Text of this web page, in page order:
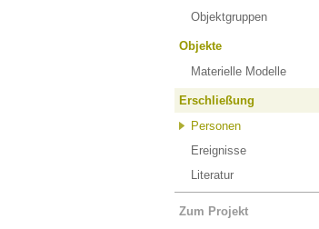
Objektgruppen
Objekte
Materielle Modelle
Erschließung
Personen
Ereignisse
Literatur
Zum Projekt